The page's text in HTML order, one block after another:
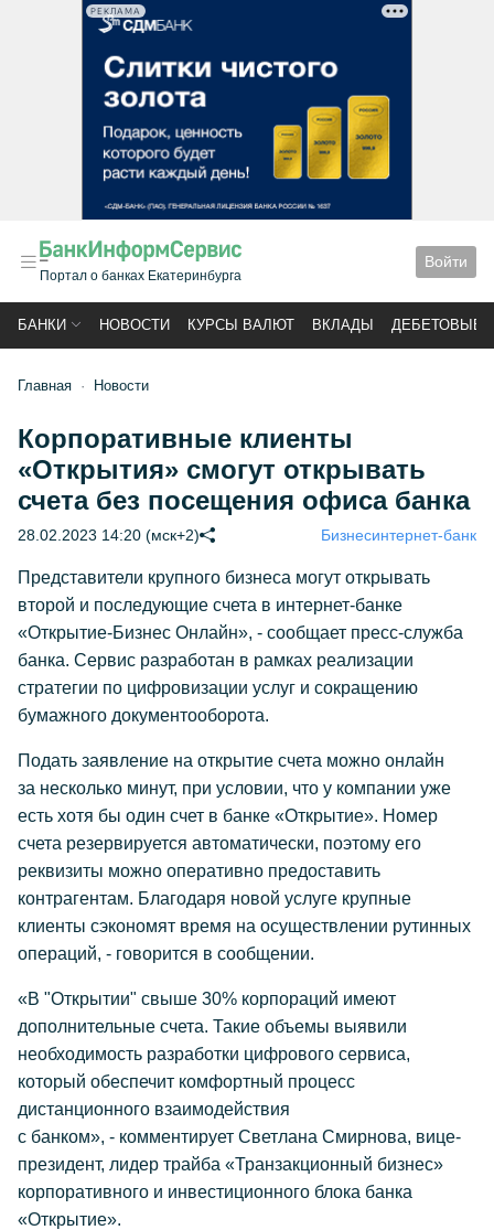
РЕКЛАМА
Портал о банках Екатеринбурга
Войти
БАНКИ НОВОСТИ КУРСЫ ВАЛЮТ ВКЛАДЫ ДЕБЕТОВЫЕ
Главная Новости
Корпоративные клиенты
«Открытия» смогут открывать
счета без посещения офиса банка
28.02.2023 14:20 (мск+2) Бизнесинтернет-банк
Представители крупного бизнеса могут открывать
второй и последующие счета в интернет-банке
«Открытие-Бизнес Онлайн», - сообщает пресс-служба
банка. Сервис разработан в рамках реализации
стратегии по цифровизации услуг и сокращению
бумажного документооборота.
Подать заявление на открытие счета можно онлайн
за несколько минут, при условии, что у компании уже
есть хотя бы один счет в банке «Открытие». Номер
счета резервируется автоматически, поэтому его
реквизиты можно оперативно предоставить
контрагентам. Благодаря новой услуге крупные
клиенты сэкономят время на осуществлении рутинных
операций, - говорится в сообщении.
«В "Открытии" свыше 30% корпораций имеют
дополнительные счета. Такие объемы выявили
необходимость разработки цифрового сервиса,
который обеспечит комфортный процесс
дистанционного взаимодействия
с банком», - комментирует Светлана Смирнова, вице-
президент, лидер трайба «Транзакционный бизнес»
корпоративного и инвестиционного блока банка
«Открытие».